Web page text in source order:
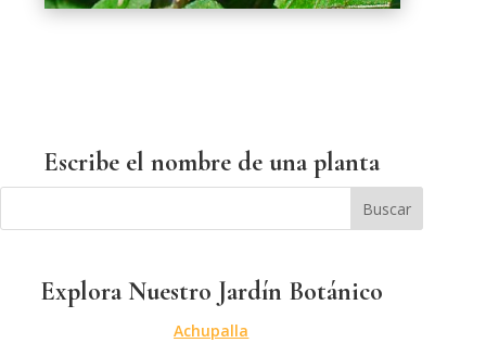
Escribe el nombre de una planta
Explora Nuestro Jardín Botánico
Achupalla